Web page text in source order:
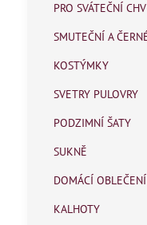
PRO SVÁTEČNÍ
SMUTEČNÍ A
KOSTÝMKY
SVETRY PULOVRY
PODZIMNÍ ŠATY
SUKNĚ
DOMÁCÍ OBLEČENÍ
KALHOTY